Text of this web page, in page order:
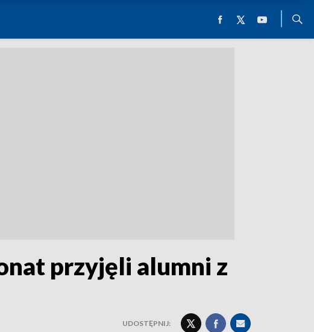
przyjęli alumni z
UDOSTĘPNIJ: